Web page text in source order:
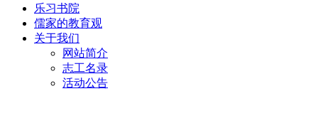
乐习书院
儒家的教育观
关于我们
网站简介
志工名录
活动公告